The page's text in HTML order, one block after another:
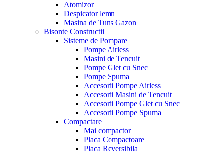
Atomizor
Despicator lemn
Masina de Tuns Gazon
Bisonte Constructii
Sisteme de Pompare
Pompe Airless
Masini de Tencuit
Pompe Glet cu Snec
Pompe Spuma
Accesorii Pompe Airless
Accesorii Masini de Tencuit
Accesorii Pompe Glet cu Snec
Accesorii Pompe Spuma
Compactare
Mai compactor
Placa Compactoare
Placa Reversibila